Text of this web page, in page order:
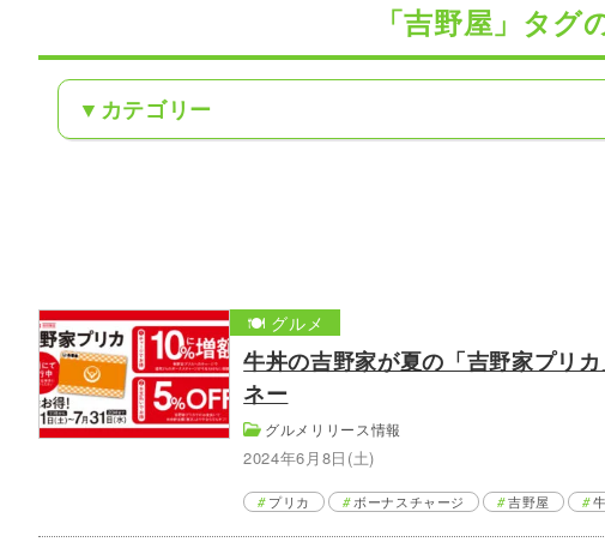
「吉野屋」タグ
カテゴリー
牛丼の吉野家が夏の「吉野家プリ
ネー
グルメリリース情報
2024年6月8日(土)
🍽️ グルメ
プリカ ボーナスチャージ 吉野屋